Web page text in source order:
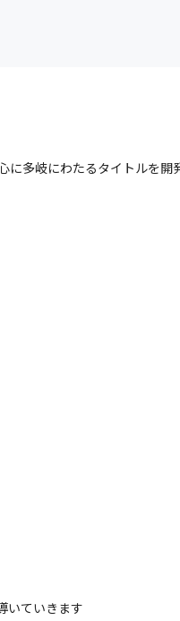
多岐にわたるタイトルを開
いていきます